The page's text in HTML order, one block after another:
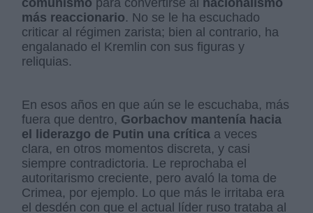
comunismo para convertirse al nacionalismo
más reaccionario. No se le ha escuchado
criticar al régimen zarista; bien al contrario, ha
engalanado el Kremlin con sus figuras y
reliquias.
En esos años en que aún se le escuchaba, más
fuera que dentro, Gorbachov mantenía hacia
el liderazgo de Putin una crítica a veces
clara, en otros momentos discreta, y casi
siempre contradictoria. Le reprochaba el
autoritarismo creciente, pero avaló la toma de
Crimea, por ejemplo. Lo que más le irritaba era
el desdén con que el actual líder ruso trataba al